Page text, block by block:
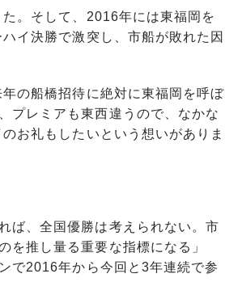
。そして、2016年には東福岡を
イ決勝で激突し、市船が敗れた因
の船橋招待に絶対に東福岡を呼ぼ
プレミアも東西違うので、なかな
お礼もしたいという想いがありま
ば、全国優勝は考えられない。市
を推し量る重要な指標になる」
で2016年から今回と3年連続で参